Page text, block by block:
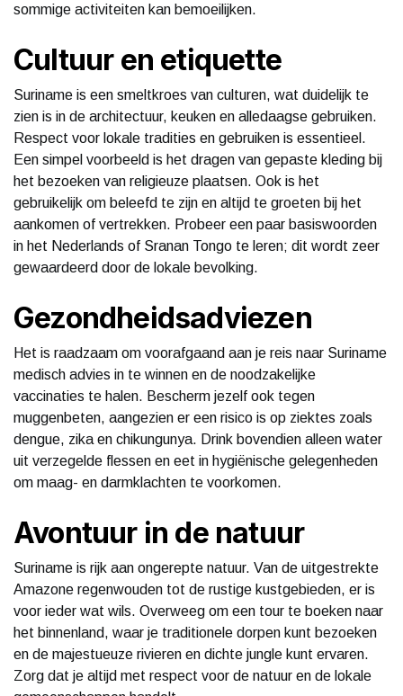
sommige activiteiten kan bemoeilijken.
Cultuur en etiquette
Suriname is een smeltkroes van culturen, wat duidelijk te
zien is in de architectuur, keuken en alledaagse gebruiken.
Respect voor lokale tradities en gebruiken is essentieel.
Een simpel voorbeeld is het dragen van gepaste kleding bij
het bezoeken van religieuze plaatsen. Ook is het
gebruikelijk om beleefd te zijn en altijd te groeten bij het
aankomen of vertrekken. Probeer een paar basiswoorden
in het Nederlands of Sranan Tongo te leren; dit wordt zeer
gewaardeerd door de lokale bevolking.
Gezondheidsadviezen
Het is raadzaam om voorafgaand aan je reis naar Suriname
medisch advies in te winnen en de noodzakelijke
vaccinaties te halen. Bescherm jezelf ook tegen
muggenbeten, aangezien er een risico is op ziektes zoals
dengue, zika en chikungunya. Drink bovendien alleen water
uit verzegelde flessen en eet in hygiënische gelegenheden
om maag- en darmklachten te voorkomen.
Avontuur in de natuur
Suriname is rijk aan ongerepte natuur. Van de uitgestrekte
Amazone regenwouden tot de rustige kustgebieden, er is
voor ieder wat wils. Overweeg om een tour te boeken naar
het binnenland, waar je traditionele dorpen kunt bezoeken
en de majestueuze rivieren en dichte jungle kunt ervaren.
Zorg dat je altijd met respect voor de natuur en de lokale